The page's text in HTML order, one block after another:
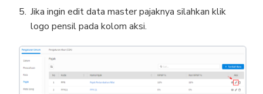
Jika ingin edit data master pajaknya silahkan klik
logo pensil pada kolom aksi.